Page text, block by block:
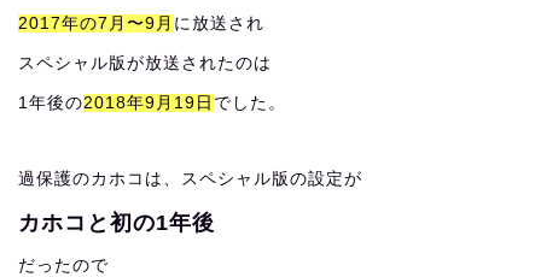
2017年の7月〜9月 に放送され
スペシャル版が放送されたのは
1年後の2018年9月19日 でした。
過保護のカホコは、スペシャル版の設定が
カホコと初の1年後
だったので